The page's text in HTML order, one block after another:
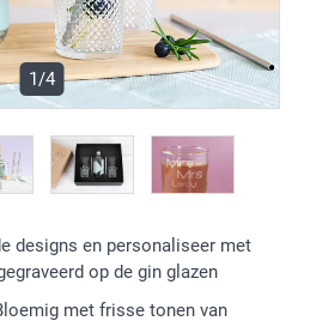
1/4
designs en personaliseer met
op de gin glazen
met frisse tonen van